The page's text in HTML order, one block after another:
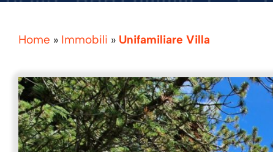
Home » Immobili » Unifamiliare Villa